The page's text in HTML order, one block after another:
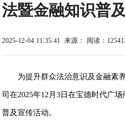
法暨金融知识普
2025-12-04 11:35:41 来源： 阅读：
为提升群众法治意识及金融素
司在2025年12月3日在宝德时代广
普及宣传活动。